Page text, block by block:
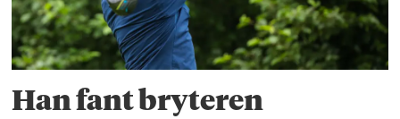
Han fant bryteren